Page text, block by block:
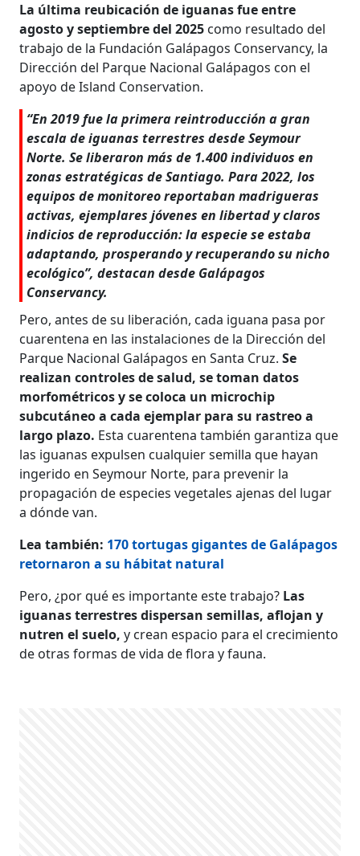
La última reubicación de iguanas fue entre
agosto y septiembre del 2025 como resultado del
trabajo de la Fundación Galápagos Conservancy, la
Dirección del Parque Nacional Galápagos con el
apoyo de Island Conservation.
“En 2019 fue la primera reintroducción a gran
escala de iguanas terrestres desde Seymour
Norte. Se liberaron más de 1.400 individuos en
zonas estratégicas de Santiago. Para 2022, los
equipos de monitoreo reportaban madrigueras
activas, ejemplares jóvenes en libertad y claros
indicios de reproducción: la especie se estaba
adaptando, prosperando y recuperando su nicho
ecológico”, destacan desde Galápagos
Conservancy.
Pero, antes de su liberación, cada iguana pasa por
cuarentena en las instalaciones de la Dirección del
Parque Nacional Galápagos en Santa Cruz.Se
realizan controles de salud, se toman datos
morfométricos y se coloca un microchip
subcutáneo a cada ejemplar para su rastreo a
largo plazo. Esta cuarentena también garantiza que
las iguanas expulsen cualquier semilla que hayan
ingerido en Seymour Norte, para prevenir la
propagación de especies vegetales ajenas del lugar
a dónde van.
Lea también: 170 tortugas gigantes de Galápagos
retornaron a su hábitat natural
Pero, ¿por qué es importante este trabajo? Las
iguanas terrestres dispersan semillas, aflojan y
nutren el suelo,y crean espacio para el crecimiento
de otras formas de vida de flora y fauna.